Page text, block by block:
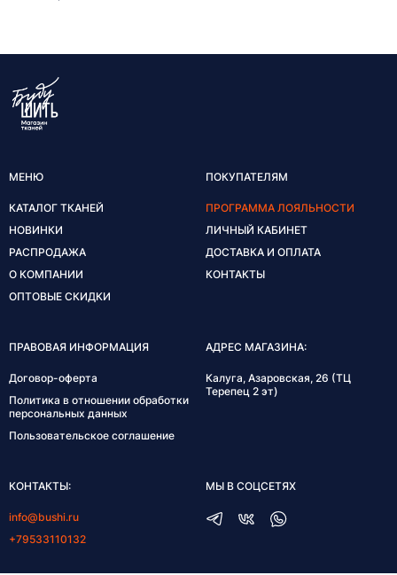
МЕНЮ
КАТАЛОГ ТКАНЕЙ
НОВИНКИ
РАСПРОДАЖА
О КОМПАНИИ
ОПТОВЫЕ СКИДКИ
ПОКУПАТЕЛЯМ
ПРОГРАММА ЛОЯЛЬНОСТИ
ЛИЧНЫЙ КАБИНЕТ
ДОСТАВКА И ОПЛАТА
КОНТАКТЫ
ПРАВОВАЯ ИНФОРМАЦИЯ
Договор-оферта
Политика в отношении обработки
персональных данных
Пользовательское соглашение
АДРЕС МАГАЗИНА:
Калуга, Азаровская, 26 (ТЦ
Терепец 2 эт)
КОНТАКТЫ:
info@bushi.ru
+79533110132
МЫ В СОЦСЕТЯХ